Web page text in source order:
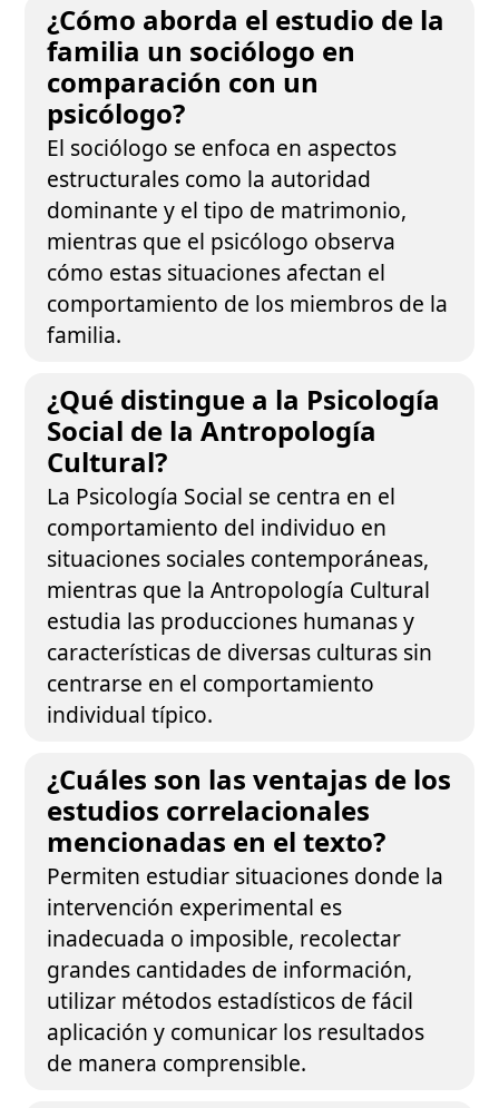
¿Cómo aborda el estudio de la
familia un sociólogo en
comparación con un
psicólogo?
El sociólogo se enfoca en aspectos
estructurales como la autoridad
dominante y el tipo de matrimonio,
mientras que el psicólogo observa
cómo estas situaciones afectan el
comportamiento de los miembros de la
familia.
¿Qué distingue a la Psicología
Social de la Antropología
Cultural?
La Psicología Social se centra en el
comportamiento del individuo en
situaciones sociales contemporáneas,
mientras que la Antropología Cultural
estudia las producciones humanas y
características de diversas culturas sin
centrarse en el comportamiento
individual típico.
¿Cuáles son las ventajas de los
estudios correlacionales
mencionadas en el texto?
Permiten estudiar situaciones donde la
intervención experimental es
inadecuada o imposible, recolectar
grandes cantidades de información,
utilizar métodos estadísticos de fácil
aplicación y comunicar los resultados
de manera comprensible.